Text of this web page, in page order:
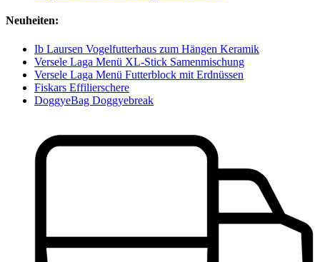
Neuheiten:
Ib Laursen Vogelfutterhaus zum Hängen Keramik
Versele Laga Menü XL-Stick Samenmischung
Versele Laga Menü Futterblock mit Erdnüssen
Fiskars Effilierschere
DoggyeBag Doggyebreak